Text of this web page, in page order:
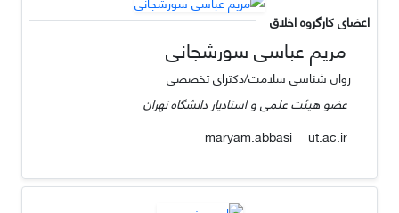
اعضای کارگروه اخلاق
مریم عباسی سورشجانی
روان شناسی سلامت/دکترای تخصصی
عضو هیئت علمی و استادیار دانشگاه تهران
maryam.abbasi
ut.ac.ir